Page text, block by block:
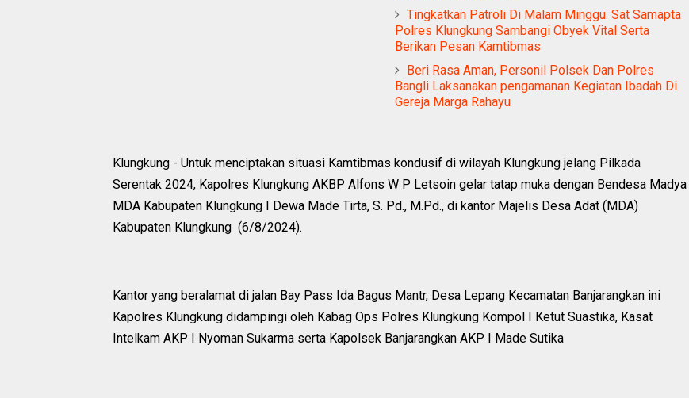
Tingkatkan Patroli Di Malam Minggu. Sat Samapta
Polres Klungkung Sambangi Obyek Vital Serta
Berikan Pesan Kamtibmas
Beri Rasa Aman, Personil Polsek Dan Polres
Bangli Laksanakan pengamanan Kegiatan Ibadah Di
Gereja Marga Rahayu
Klungkung - Untuk menciptakan situasi Kamtibmas kondusif di wilayah Klungkung jelang Pilkada
Serentak 2024, Kapolres Klungkung AKBP Alfons W P Letsoin gelar tatap muka dengan Bendesa Madya
MDA Kabupaten Klungkung I Dewa Made Tirta, S. Pd., M.Pd., di kantor Majelis Desa Adat (MDA)
Kabupaten Klungkung (6/8/2024).
Kantor yang beralamat di jalan Bay Pass Ida Bagus Mantr, Desa Lepang Kecamatan Banjarangkan ini
Kapolres Klungkung didampingi oleh Kabag Ops Polres Klungkung Kompol I Ketut Suastika, Kasat
Intelkam AKP I Nyoman Sukarma serta Kapolsek Banjarangkan AKP I Made Sutika